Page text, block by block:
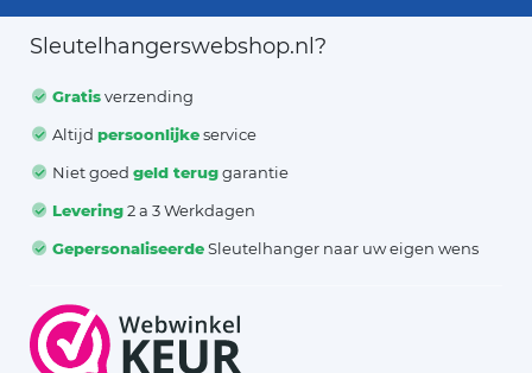
Sleutelhangerswebshop.nl?
Gratisverzending
Altijdpersoonlijkeservice
Niet goedgeld teruggarantie
Levering2 a 3 Werkdagen
GepersonaliseerdeSleutelhanger naar uw eigen wens